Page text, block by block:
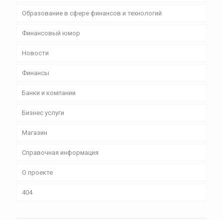
Образование в сфере финансов и технологий
Финансовый юмор
Новости
Финансы
Банки и компании
Бизнес уcлуги
Магазин
Справочная информация
О проекте
404